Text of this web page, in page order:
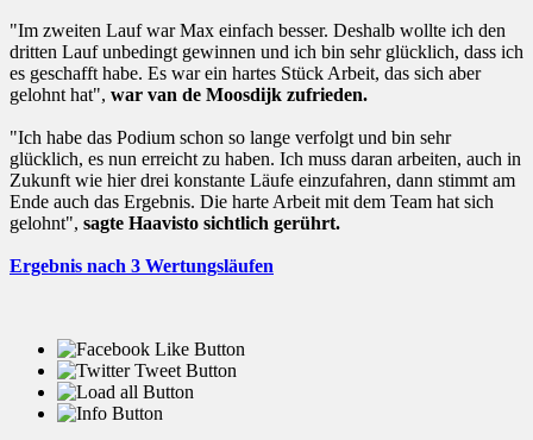
"Im zweiten Lauf war Max einfach besser. Deshalb wollte ich den
dritten Lauf unbedingt gewinnen und ich bin sehr glücklich, dass ich
es geschafft habe. Es war ein hartes Stück Arbeit, das sich aber
gelohnt hat", war van de Moosdijk zufrieden.
"Ich habe das Podium schon so lange verfolgt und bin sehr
glücklich, es nun erreicht zu haben. Ich muss daran arbeiten, auch in
Zukunft wie hier drei konstante Läufe einzufahren, dann stimmt am
Ende auch das Ergebnis. Die harte Arbeit mit dem Team hat sich
gelohnt", sagte Haavisto sichtlich gerührt.
Ergebnis nach 3 Wertungsläufen